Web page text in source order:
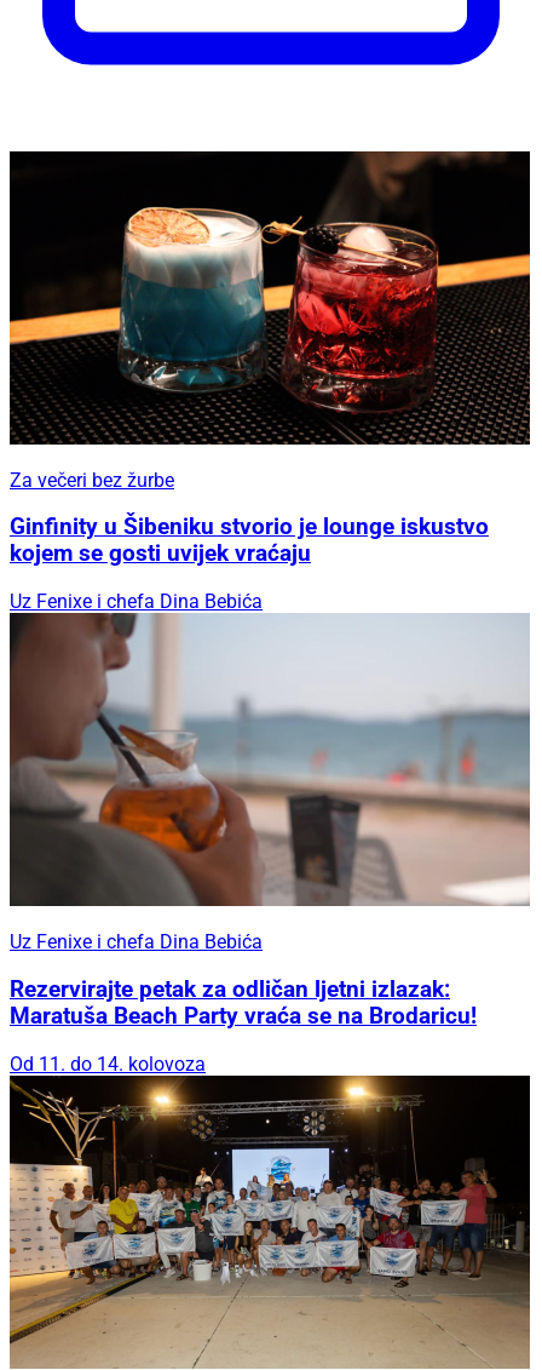
Za večeri bez žurbe
Ginfinity u Šibeniku stvorio je lounge iskustvo
kojem se gosti uvijek vraćaju
Uz Fenixe i chefa Dina Bebića
Uz Fenixe i chefa Dina Bebića
Rezervirajte petak za odličan ljetni izlazak:
Maratuša Beach Party vraća se na Brodaricu!
Od 11. do 14. kolovoza